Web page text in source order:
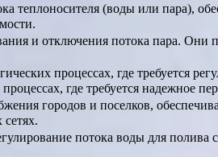
теплоносителя (воды или пара),
и отключения потока пара.
процессах, где требуется
где требуется надежное
городов и поселков,
потока воды для полива